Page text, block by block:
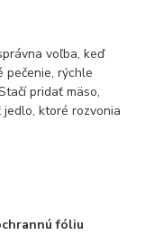
voľba, keď
pečenie, rýchle
pridať mäso,
ktoré rozvonia
fóliu